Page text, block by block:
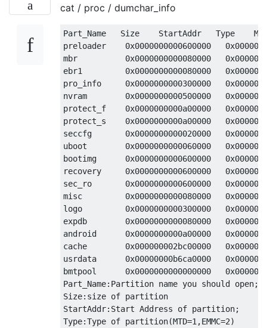
cat / proc / dumchar_info
Part_Name   Size    StartAddr   Type
preloader    0x0000000000600000
mbr          0x0000000000080000
ebr1         0x0000000000080000
pro_info     0x0000000000300000
nvram        0x0000000000500000
protect_f    0x0000000000a00000
protect_s    0x0000000000a00000
seccfg       0x0000000000020000
uboot        0x0000000000060000
bootimg      0x0000000000600000
recovery     0x0000000000600000
sec_ro       0x0000000000600000
misc         0x0000000000080000
logo         0x0000000000300000
expdb        0x0000000000080000
android      0x0000000000a00000
cache        0x000000002bc00000
usrdata      0x00000000b6ca0000
bmtpool      0x0000000000000000
Part_Name:Partition name you should open;
Size:size of partition
StartAddr:Start Address of partition;
Type:Type of partition(MTD=1,EMMC=2)